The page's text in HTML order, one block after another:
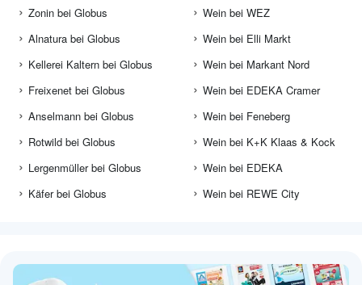
Zonin bei Globus
Alnatura bei Globus
Kellerei Kaltern bei Globus
Freixenet bei Globus
Anselmann bei Globus
Rotwild bei Globus
Lergenmüller bei Globus
Käfer bei Globus
Wein bei WEZ
Wein bei Elli Markt
Wein bei Markant Nord
Wein bei EDEKA Cramer
Wein bei Feneberg
Wein bei K+K Klaas & Kock
Wein bei EDEKA
Wein bei REWE City